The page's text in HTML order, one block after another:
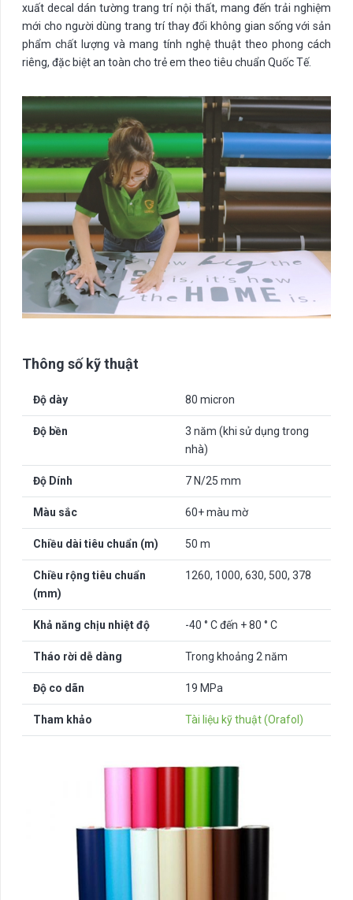
xuất decal dán tường trang trí nội thất, mang đến trải nghiệm
mới cho người dùng trang trí thay đổi không gian sống với sản
phẩm chất lượng và mang tính nghệ thuật theo phong cách
riêng, đặc biệt an toàn cho trẻ em theo tiêu chuẩn Quốc Tế.
Thông số kỹ thuật
Độ dày 80 micron
Độ bền
3 năm (khi sử dụng trong
nhà)
Độ Dính 7 N/25 mm
Màu sắc 60+ màu mờ
Chiều dài tiêu chuẩn (m) 50 m
Chiều rộng tiêu chuẩn
(mm)
1260, 1000, 630, 500, 378
Khả năng chịu nhiệt độ -40 ° C đến + 80 ° C
Tháo rời dễ dàng Trong khoảng 2 năm
Độ co dãn 19 MPa
Tham khảo Tài liệu kỹ thuật (Orafol)